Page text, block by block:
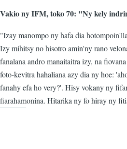
Vakio ny IFM, toko 70: "Ny kely
"Izay manompo ny hafa dia
Izy mihitsy no hisotro amin'ny rano
fanalana andro manaitaitra izy, na
foto-kevitra hahaliana azy dia ny hoe:
fanahy efa ho very?'. Hisy vokany ny
fiarahamonina. Hitarika ny fo hiray ny